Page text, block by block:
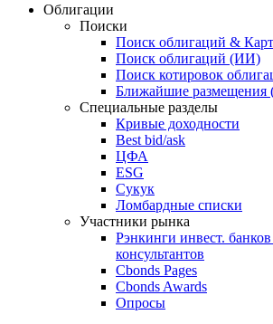
Облигации
Поиски
Поиск облигаций &
Поиск облигаций (ИИ)
Поиск котировок
Ближайшие размещения
Специальные разделы
Кривые доходности
Best bid/ask
ЦФА
ESG
Сукук
Ломбардные списки
Участники рынка
Рэнкинги инвест.
консультантов
Cbonds Pages
Cbonds Awards
Опросы